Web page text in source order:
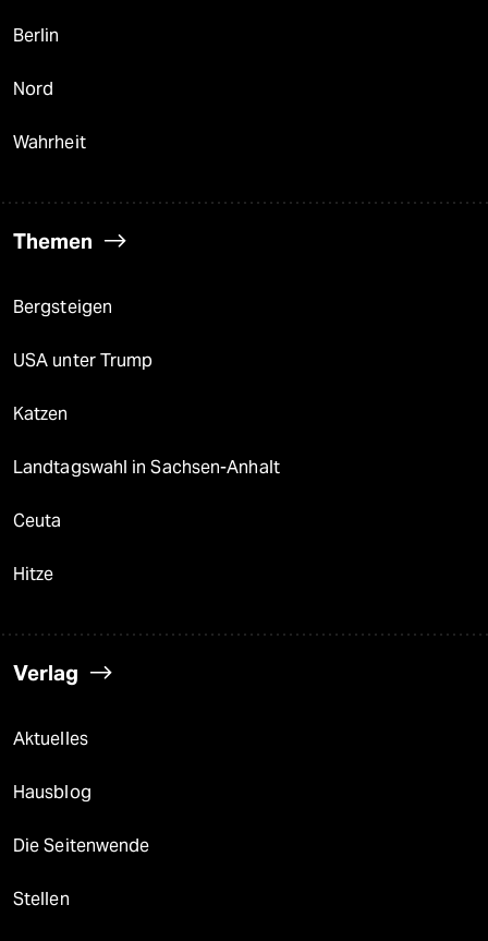
Berlin
Nord
Wahrheit
Themen
Bergsteigen
USA unter Trump
Katzen
Landtagswahl in Sachsen-Anhalt
Ceuta
Hitze
Verlag
Aktuelles
Hausblog
Die Seitenwende
Stellen